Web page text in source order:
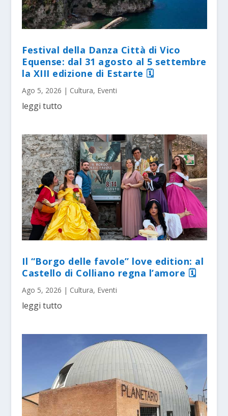
Festival della Danza Città di Vico
Equense: dal 31 agosto al 5 settembre
la XIII edizione di Estarte 🗓
Ago 5, 2026 | Cultura, Eventi
leggi tutto
Il “Borgo delle favole” love edition: al
Castello di Colliano regna l’amore 🗓
Ago 5, 2026 | Cultura, Eventi
leggi tutto